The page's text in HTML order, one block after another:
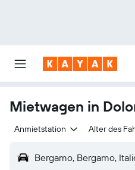
Mietwagen in
Anmietstation Alter des
Bergamo, Bergamo,